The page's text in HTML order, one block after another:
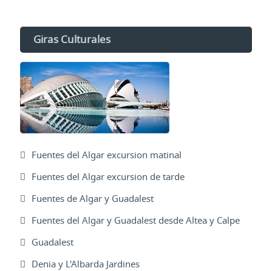
Giras Culturales
Fuentes del Algar excursion matinal
Fuentes del Algar excursion de tarde
Fuentes de Algar y Guadalest
Fuentes del Algar y Guadalest desde Altea y Calpe
Guadalest
Denia y L'Albarda Jardines